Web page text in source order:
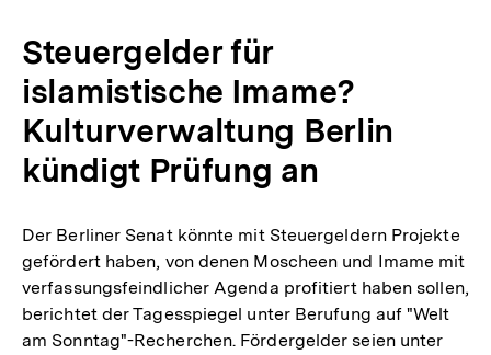
Steuergelder für
islamistische Imame?
Kulturverwaltung Berlin
kündigt Prüfung an
Der Berliner Senat könnte mit Steuergeldern Projekte
gefördert haben, von denen Moscheen und Imame mit
verfassungsfeindlicher Agenda profitiert haben sollen,
berichtet der Tagesspiegel unter Berufung auf "Welt
am Sonntag"-Recherchen. Fördergelder seien unter